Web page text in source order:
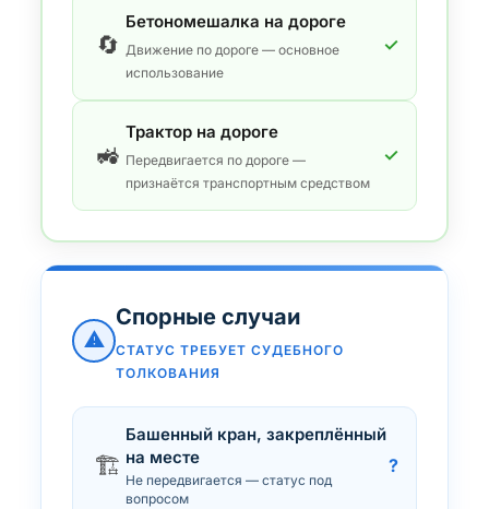
🔄
Бетономешалка на дороге
Движение по дороге — основное
использование
✓
🚜
Трактор на дороге
Передвигается по дороге —
признаётся транспортным средством
✓
⚠
Спорные случаи
СТАТУС ТРЕБУЕТ СУДЕБНОГО
ТОЛКОВАНИЯ
🏗️
Башенный кран, закреплённый
на месте
Не передвигается — статус под
вопросом
?